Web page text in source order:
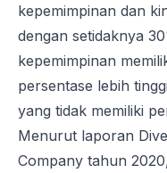
kepemimpinan dan
dengan setidaknya
kepemimpinan
persentase lebih
yang tidak memiliki
Menurut laporan
Company tahun